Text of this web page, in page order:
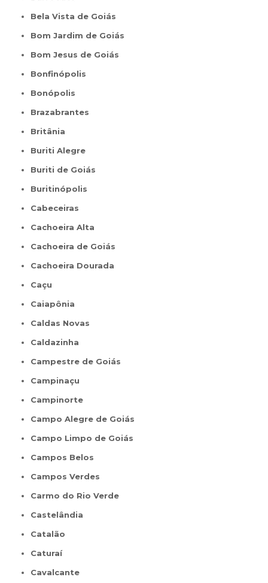
Bela Vista de Goiás
Bom Jardim de Goiás
Bom Jesus de Goiás
Bonfinópolis
Bonópolis
Brazabrantes
Britânia
Buriti Alegre
Buriti de Goiás
Buritinópolis
Cabeceiras
Cachoeira Alta
Cachoeira de Goiás
Cachoeira Dourada
Caçu
Caiapônia
Caldas Novas
Caldazinha
Campestre de Goiás
Campinaçu
Campinorte
Campo Alegre de Goiás
Campo Limpo de Goiás
Campos Belos
Campos Verdes
Carmo do Rio Verde
Castelândia
Catalão
Caturaí
Cavalcante